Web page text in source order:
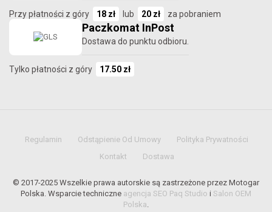
Przy płatności z góry 18 zł lub 20 zł za pobraniem
Paczkomat InPost
Dostawa do punktu odbioru.
Tylko płatności z góry 17.50 zł
Regulamin Odstąpienie Od Umowy
Polityka Prywatności
Kontakt
Dostawa
© 2017-2025 Wszelkie prawa autorskie są zastrzeżone przez Motogar
Polska. Wsparcie techniczne agencja SEO Paq Studio i Salon OEM
Polska